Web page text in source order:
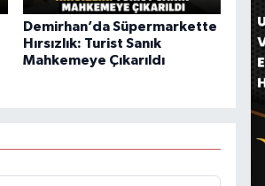
Demirhan’da Süpermarkette
Hırsızlık: Turist Sanık
Mahkemeye Çıkarıldı